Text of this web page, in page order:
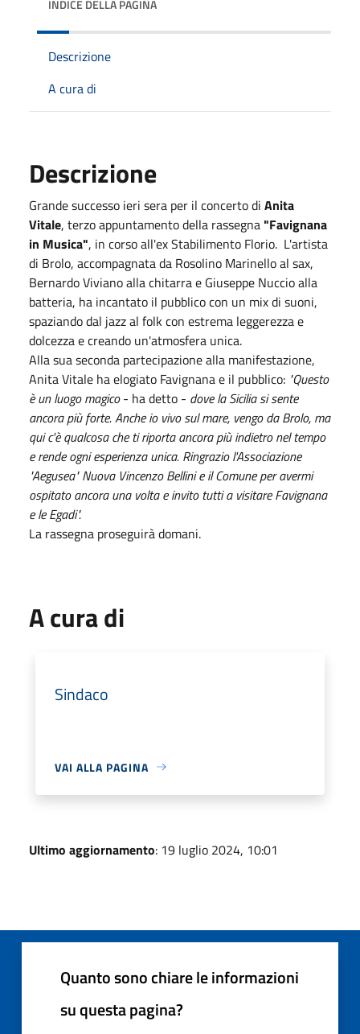
INDICE DELLA PAGINA
Descrizione
A cura di
Descrizione
Grande successo ieri sera per il concerto di Anita
Vitale, terzo appuntamento della rassegna"Favignana
in Musica", in corso all'ex Stabilimento Florio. L'artista
di Brolo, accompagnata da Rosolino Marinello al sax,
Bernardo Viviano alla chitarra e Giuseppe Nuccio alla
batteria, ha incantato il pubblico con un mix di suoni,
spaziando dal jazz al folk con estrema leggerezza e
dolcezza e creando un'atmosfera unica.
Alla sua seconda partecipazione alla manifestazione,
Anita Vitale ha elogiato Favignana e il pubblico: "Questo
è un luogo magico- ha detto - dove la Sicilia si sente
ancora più forte. Anche io vivo sul mare, vengo da Brolo, ma
qui c'è qualcosa che ti riporta ancora più indietro nel tempo
e rende ogni esperienza unica. Ringrazio l'Associazione
"Aegusea" Nuova Vincenzo Bellini e il Comune per avermi
ospitato ancora una volta e invito tutti a visitare Favignana
e le Egadi".
La rassegna proseguirà domani.
A cura di
Sindaco
VAI ALLA PAGINA
Ultimo aggiornamento: 19 luglio 2024, 10:01
Quanto sono chiare le informazioni
su questa pagina?